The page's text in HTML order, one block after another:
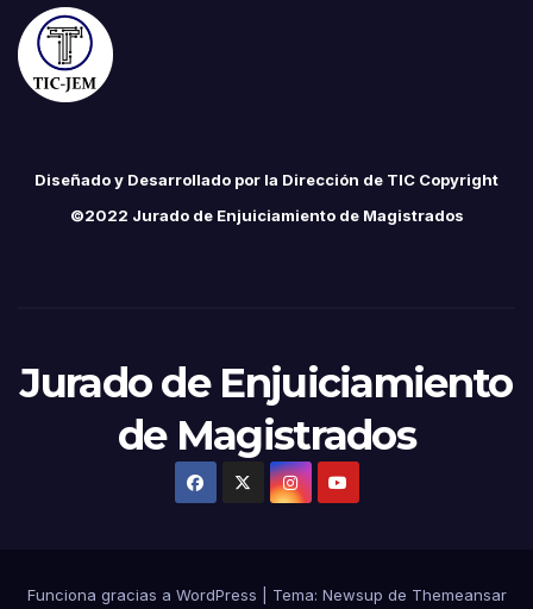
Diseñado y Desarrollado por la Dirección de TIC Copyright
©2022 Jurado de Enjuiciamiento de Magistrados
Jurado de Enjuiciamiento
de Magistrados
Funciona gracias a WordPress Tema: Newsup de Themeansar